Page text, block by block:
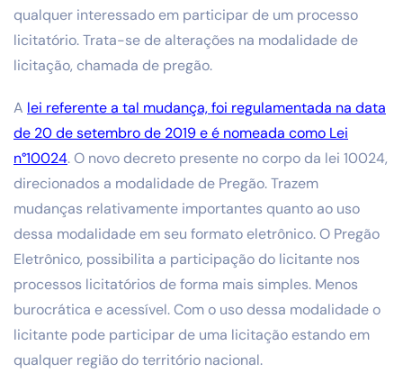
qualquer interessado em participar de um processo
licitatório. Trata-se de alterações na modalidade de
licitação, chamada de pregão.
A lei referente a tal mudança, foi regulamentada na data
de 20 de setembro de 2019 e é nomeada como Lei
n°10024. O novo decreto presente no corpo da lei 10024,
direcionados a modalidade de Pregão. Trazem
mudanças relativamente importantes quanto ao uso
dessa modalidade em seu formato eletrônico. O Pregão
Eletrônico, possibilita a participação do licitante nos
processos licitatórios de forma mais simples. Menos
burocrática e acessível. Com o uso dessa modalidade o
licitante pode participar de uma licitação estando em
qualquer região do território nacional.